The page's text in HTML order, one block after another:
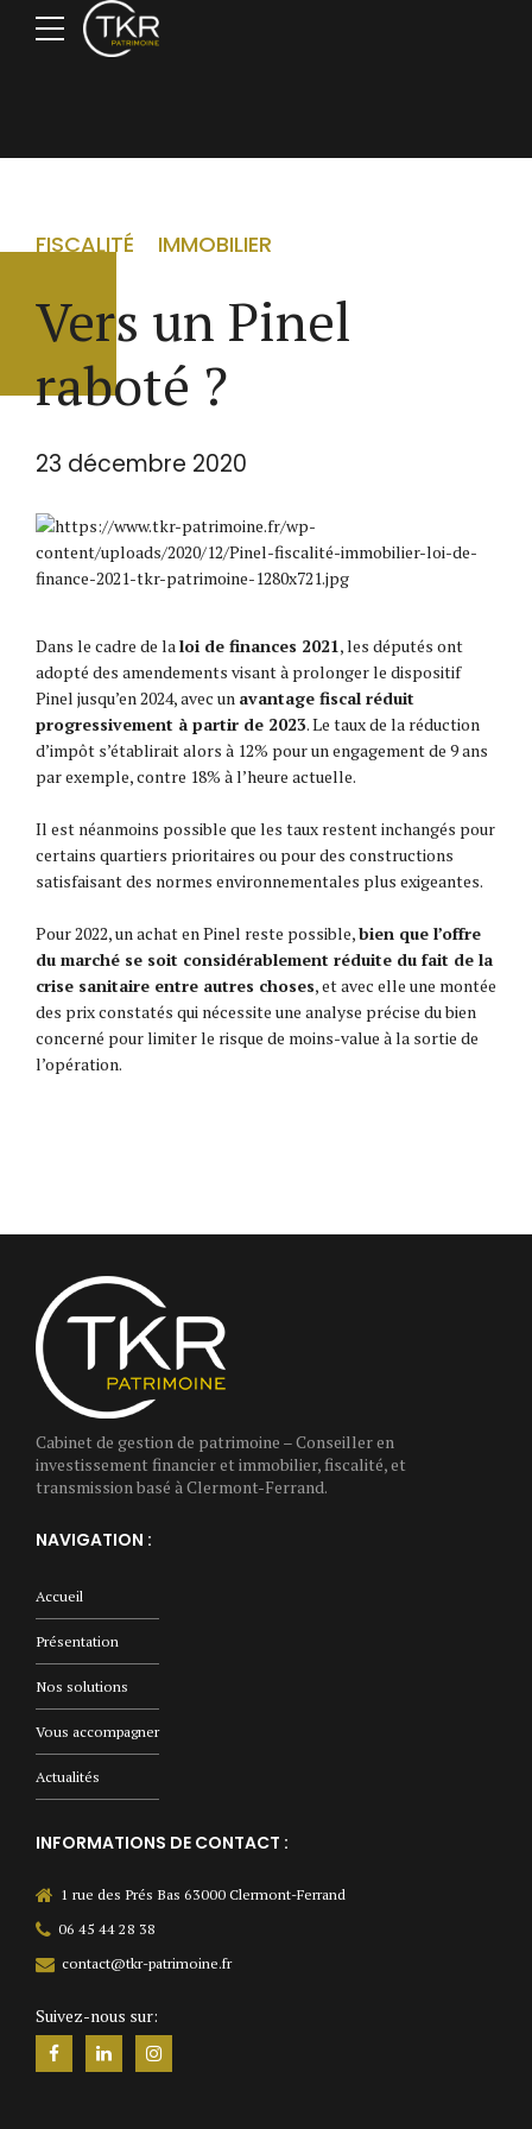
FISCALITÉ IMMOBILIER
Vers un Pinel
raboté ?
23 décembre 2020
Dans le cadre de la loi de finances 2021, les députés ont
adopté des amendements visant à prolonger le dispositif
Pinel jusqu’en 2024, avec un avantage fiscal réduit
progressivement à partir de 2023. Le taux de la réduction
d’impôt s’établirait alors à 12% pour un engagement de 9 ans
par exemple, contre 18% à l’heure actuelle.
Il est néanmoins possible que les taux restent inchangés pour
certains quartiers prioritaires ou pour des constructions
satisfaisant des normes environnementales plus exigeantes.
Pour 2022, un achat en Pinel reste possible,bien que l’offre
du marché se soit considérablement réduite du fait de la
crise sanitaire entre autres choses, et avec elle une montée
des prix constatés qui nécessite une analyse précise du bien
concerné pour limiter le risque de moins-value à la sortie de
l’opération.
Cabinet de gestion de patrimoine – Conseiller en
investissement financier et immobilier, fiscalité, et
transmission basé à Clermont-Ferrand.
NAVIGATION :
Accueil
Présentation
Nos solutions
Vous accompagner
Actualités
INFORMATIONS DE CONTACT :
1 rue des Prés Bas 63000 Clermont-Ferrand
06 45 44 28 38
contact@tkr-patrimoine.fr
Suivez-nous sur: